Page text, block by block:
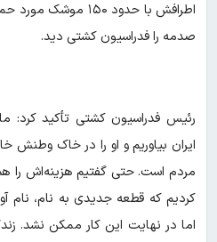
اطرافش با حدود ۱۵۰
صدمه را فدراسیون کشتی دید.
رئیس فدراسیون کشتی تأکید کرد:
ایران بیاوریم و او را در خاک
مردم است. حتی گفتیم هزینه‌اش را
کردیم که قطعه جدیدی به نام، نام
اما در نهایت این کار ممکن نشد.